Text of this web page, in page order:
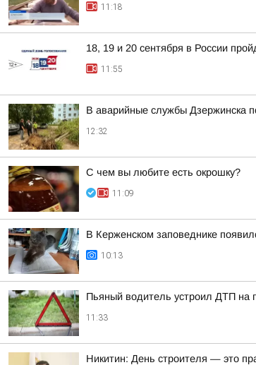
11:18
18, 19 и 20 сентября в России
11:55
В аварийные службы Дзержинска
12:32
С чем вы любите есть окрошку?
11:09
В Керженском заповеднике
10:13
Пьяный водитель устроил ДТП на
11:33
Никитин: День строителя — это